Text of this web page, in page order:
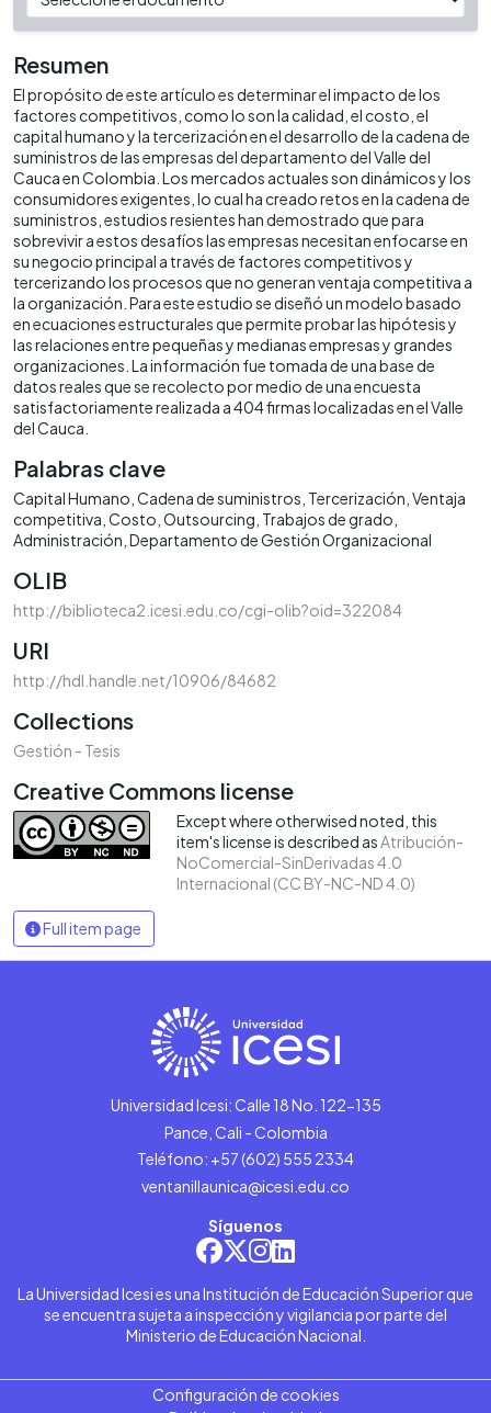
Resumen
El propósito de este artículo es determinar el impacto de los
factores competitivos, como lo son la calidad, el costo, el
capital humano y la tercerización en el desarrollo de la cadena de
suministros de las empresas del departamento del Valle del
Cauca en Colombia. Los mercados actuales son dinámicos y los
consumidores exigentes, lo cual ha creado retos en la cadena de
suministros, estudios resientes han demostrado que para
sobrevivir a estos desafíos las empresas necesitan enfocarse en
su negocio principal a través de factores competitivos y
tercerizando los procesos que no generan ventaja competitiva a
la organización. Para este estudio se diseñó un modelo basado
en ecuaciones estructurales que permite probar las hipótesis y
las relaciones entre pequeñas y medianas empresas y grandes
organizaciones. La información fue tomada de una base de
datos reales que se recolecto por medio de una encuesta
satisfactoriamente realizada a 404 firmas localizadas en el Valle
del Cauca.
Palabras clave
Capital Humano Cadena de suministros Tercerización Ventaja
competitiva Costo Outsourcing Trabajos de grado
Administración Departamento de Gestión Organizacional
OLIB
http://biblioteca2.icesi.edu.co/cgi-olib?oid=322084
URI
http://hdl.handle.net/10906/84682
Collections
Gestión - Tesis
Creative Commons license
Except where otherwised noted, this
item's license is described asAtribución-
NoComercial-SinDerivadas 4.0
Internacional (CC BY-NC-ND 4.0)
Full item page
Universidad Icesi: Calle 18 No. 122-135
Pance, Cali - Colombia
Teléfono: +57 (602) 555 2334
ventanillaunica@icesi.edu.co
Síguenos
La Universidad Icesi es una Institución de Educación Superior que
se encuentra sujeta a inspección y vigilancia por parte del
Ministerio de Educación Nacional.
Configuración de cookies